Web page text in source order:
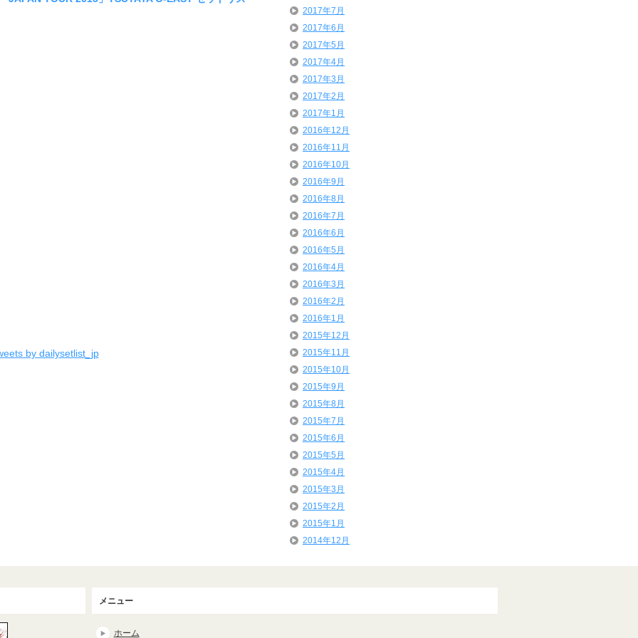
by dailysetlist_jp
2017年7月
2017年6月
2017年5月
2017年4月
2017年3月
2017年2月
2017年1月
2016年12月
2016年11月
2016年10月
2016年9月
2016年8月
2016年7月
2016年6月
2016年5月
2016年4月
2016年3月
2016年2月
2016年1月
2015年12月
2015年11月
2015年10月
2015年9月
2015年8月
2015年7月
2015年6月
2015年5月
2015年4月
2015年3月
2015年2月
2015年1月
2014年12月
メニュー
ホーム